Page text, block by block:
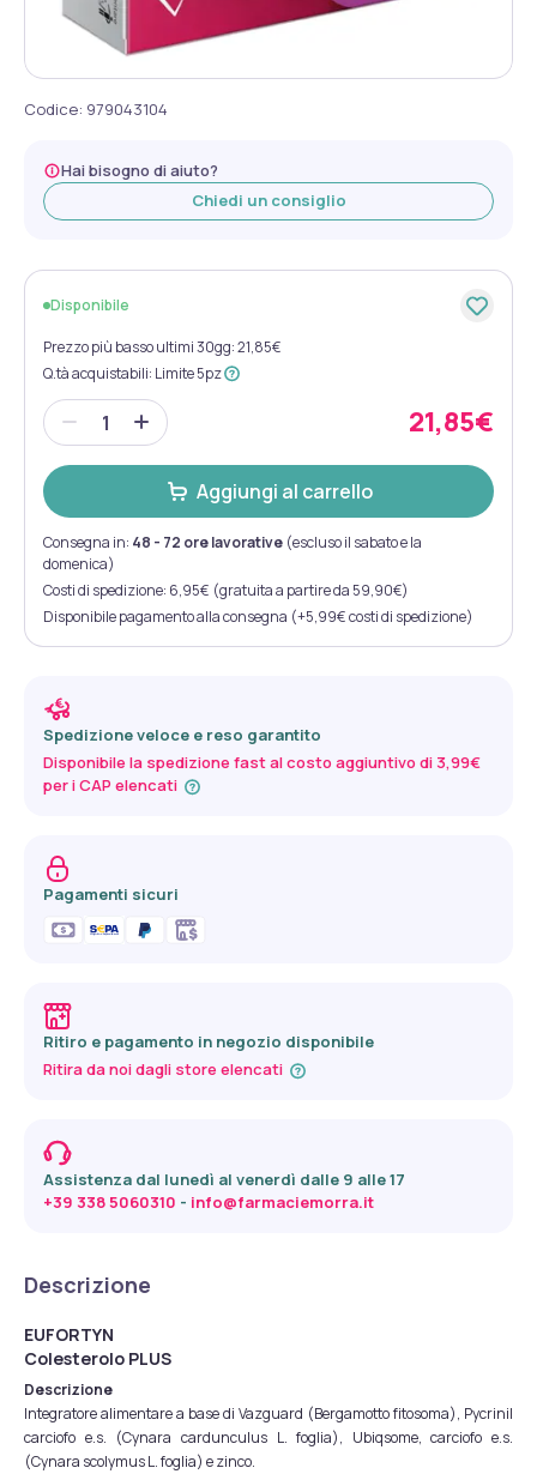
Codice: 979043104
Hai bisogno di aiuto?
Chiedi un consiglio
Disponibile
Prezzo più basso ultimi 30gg: 21,85€
Q.tà acquistabili: Limite 5pz
21,85€
Aggiungi al carrello
Consegna in: 48 - 72 ore lavorative (escluso il sabato e la
domenica)
Costi di spedizione: 6,95€ (gratuita a partire da 59,90€)
Disponibile pagamento alla consegna (+5,99€ costi di spedizione)
Spedizione veloce e reso garantito
Disponibile la spedizione fast al costo aggiuntivo di 3,99€
per i CAP elencati
Pagamenti sicuri
Ritiro e pagamento in negozio disponibile
Ritira da noi dagli store elencati
Assistenza dal lunedì al venerdì dalle 9 alle 17
+39 338 5060310 - info@farmaciemorra.it
Descrizione
EUFORTYN
Colesterolo PLUS
Descrizione
Integratore alimentare a base di Vazguard (Bergamotto fitosoma), Pycrinil
carciofo e.s. (Cynara cardunculus L. foglia), Ubiqsome, carciofo e.s.
(Cynara scolymus L. foglia) e zinco.